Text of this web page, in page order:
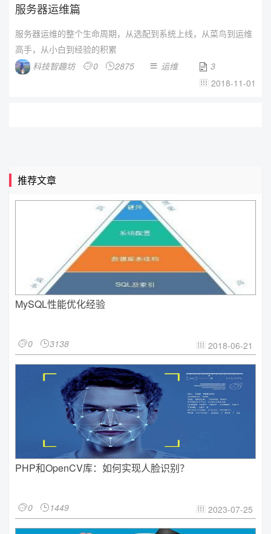
服务器运维篇
服务器运维的整个生命周期，从选配到系统上线，从菜鸟到运维
高手，从小白到经验的积累
科技智趣坊
0 2875  运维  3
 2018-11-01
推荐文章
MySQL性能优化经验
0 3138  2018-06-21
PHP和OpenCV库：如何实现人脸识别？
0 1449  2023-07-25